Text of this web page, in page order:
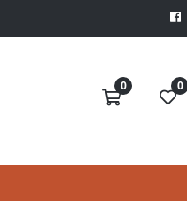
0 0
Date de publication